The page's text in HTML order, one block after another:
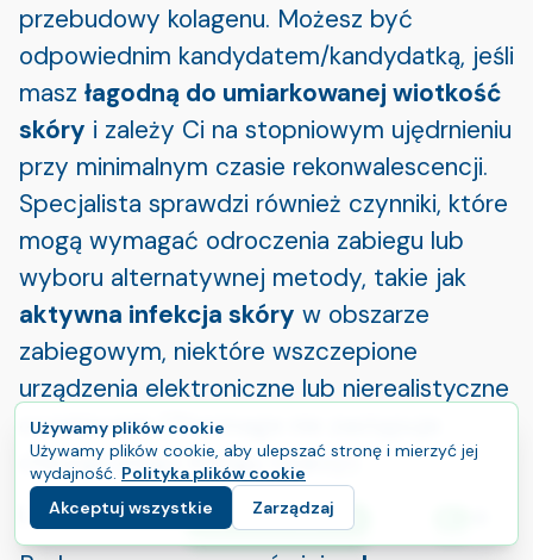
przebudowy kolagenu. Możesz być
odpowiednim kandydatem/kandydatką, jeśli
masz łagodną do umiarkowanej wiotkość
skóry i zależy Ci na stopniowym ujędrnieniu
przy minimalnym czasie rekonwalescencji.
Specjalista sprawdzi również czynniki, które
mogą wymagać odroczenia zabiegu lub
wyboru alternatywnej metody, takie jak
aktywna infekcja skóry w obszarze
zabiegowym, niektóre wszczepione
urządzenia elektroniczne lub nierealistyczne
oczekiwania (Thermage nie zastępuje
chirurgicznego liftingu twarzy).
Ustalenie oczekiwań i planowanie wizyty
Używamy plików cookie
Używamy plików cookie, aby ulepszać stronę i mierzyć jej
wydajność. Polityka plików cookie
Akceptuj wszystkie
Zarządzaj
Rozpocznij swoją podróż